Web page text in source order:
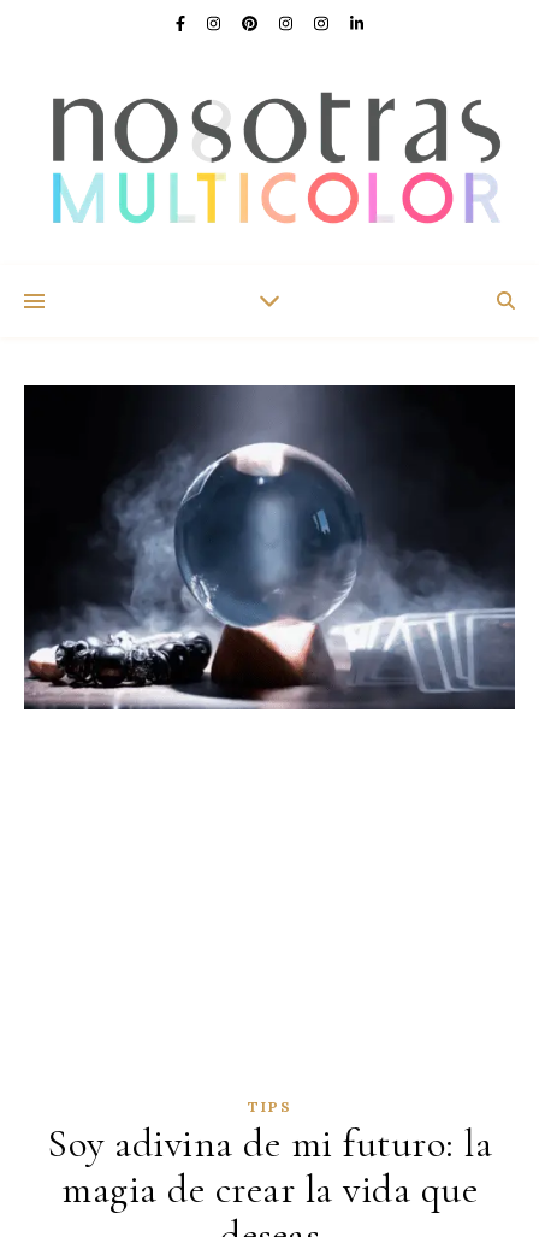
TIPS
Soy adivina de mi futuro: la
magia de crear la vida que